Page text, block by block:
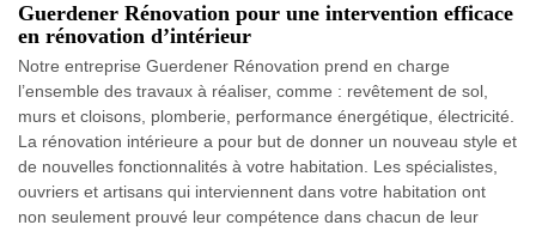
Guerdener Rénovation pour une intervention efficace
en rénovation d’intérieur
Notre entreprise Guerdener Rénovation prend en charge
l’ensemble des travaux à réaliser, comme : revêtement de sol,
murs et cloisons, plomberie, performance énergétique, électricité.
La rénovation intérieure a pour but de donner un nouveau style et
de nouvelles fonctionnalités à votre habitation. Les spécialistes,
ouvriers et artisans qui interviennent dans votre habitation ont
non seulement prouvé leur compétence dans chacun de leur